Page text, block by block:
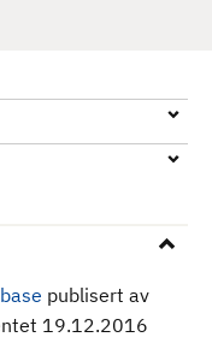
publisert av
19.12.2016